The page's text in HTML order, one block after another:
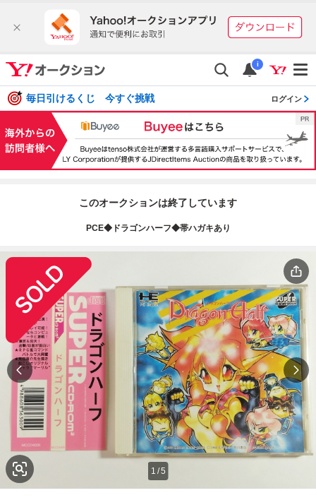
i
毎日引けるくじ 今すぐ挑戦 ログイン
このオークションは終了しています
PCE◆ドラゴンハーフ◆帯ハガキあり
1 /5